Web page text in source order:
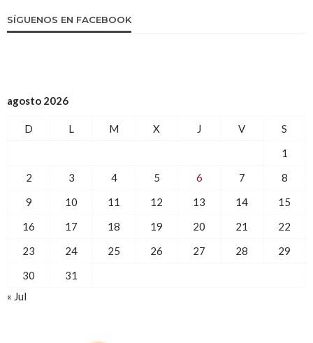
SÍGUENOS EN FACEBOOK
agosto 2026
D L M X J V
S
1
2
3 4 5 6 7
8
9
10 11 12 13 14
15
16
17 18 19 20 21
22
23
24 25 26 27 28
29
30
31
« Jul